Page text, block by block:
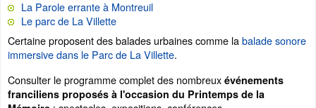
La Parole errante à Montreuil
Le parc de La Villette
Certaine proposent des balades urbaines comme labalade sonore
immersive dans le Parc de La Villette.
Consulter le programme complet des nombreux événements
franciliens proposés à l'occasion du Printemps de la